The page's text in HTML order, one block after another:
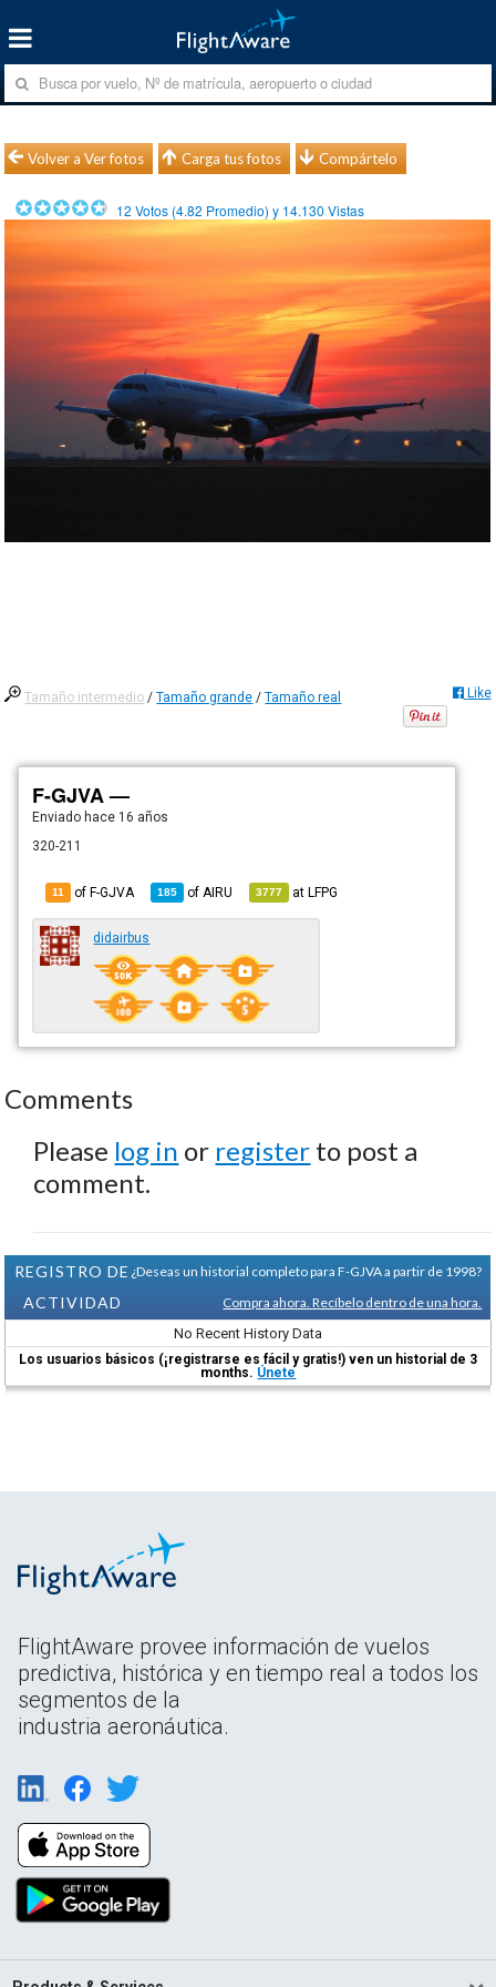
Volver a Ver fotos Carga tus fotos Compártelo
12 Votos (4.82 Promedio) y 14.130 Vistas
Tamaño intermedio /Tamaño grande /Tamaño real Like
F-GJVA —
Enviado hace 16 años
320-211
11 of F-GJVA 185 of AIRU 3777 atLFPG
didairbus
Comments
Please log in or register to post a
comment.
REGISTRO DE
ACTIVIDAD
¿Deseas un historial completo para F-GJVA a partir de 1998?
Compra ahora. Recíbelo dentro de una hora.
No Recent History Data
Los usuarios básicos (¡registrarse es fácil y gratis!) ven un historial de 3
months. Únete
FlightAware provee información de vuelos
predictiva, histórica y en tiempo real a todos los
segmentos de la
industria aeronáutica.